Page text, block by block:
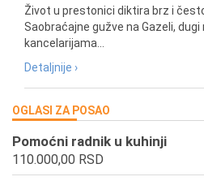
Život u prestonici diktira brz i
Saobraćajne gužve na Gazeli, dugi
kancelarijama...
Detaljnije ›
OGLASI ZA POSAO
Pomoćni radnik u kuhinji
110.000,00 RSD